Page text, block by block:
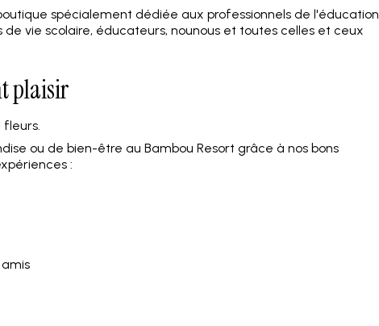
spécialement dédiée aux professionnels de l'éducation
de vie scolaire, éducateurs, nounous et toutes celles et ceux
plaisir
ou de bien-être au Bambou Resort grâce à nos bons
: